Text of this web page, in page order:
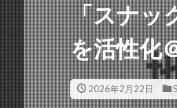
「スナッ
を活性化
2026年2月22日